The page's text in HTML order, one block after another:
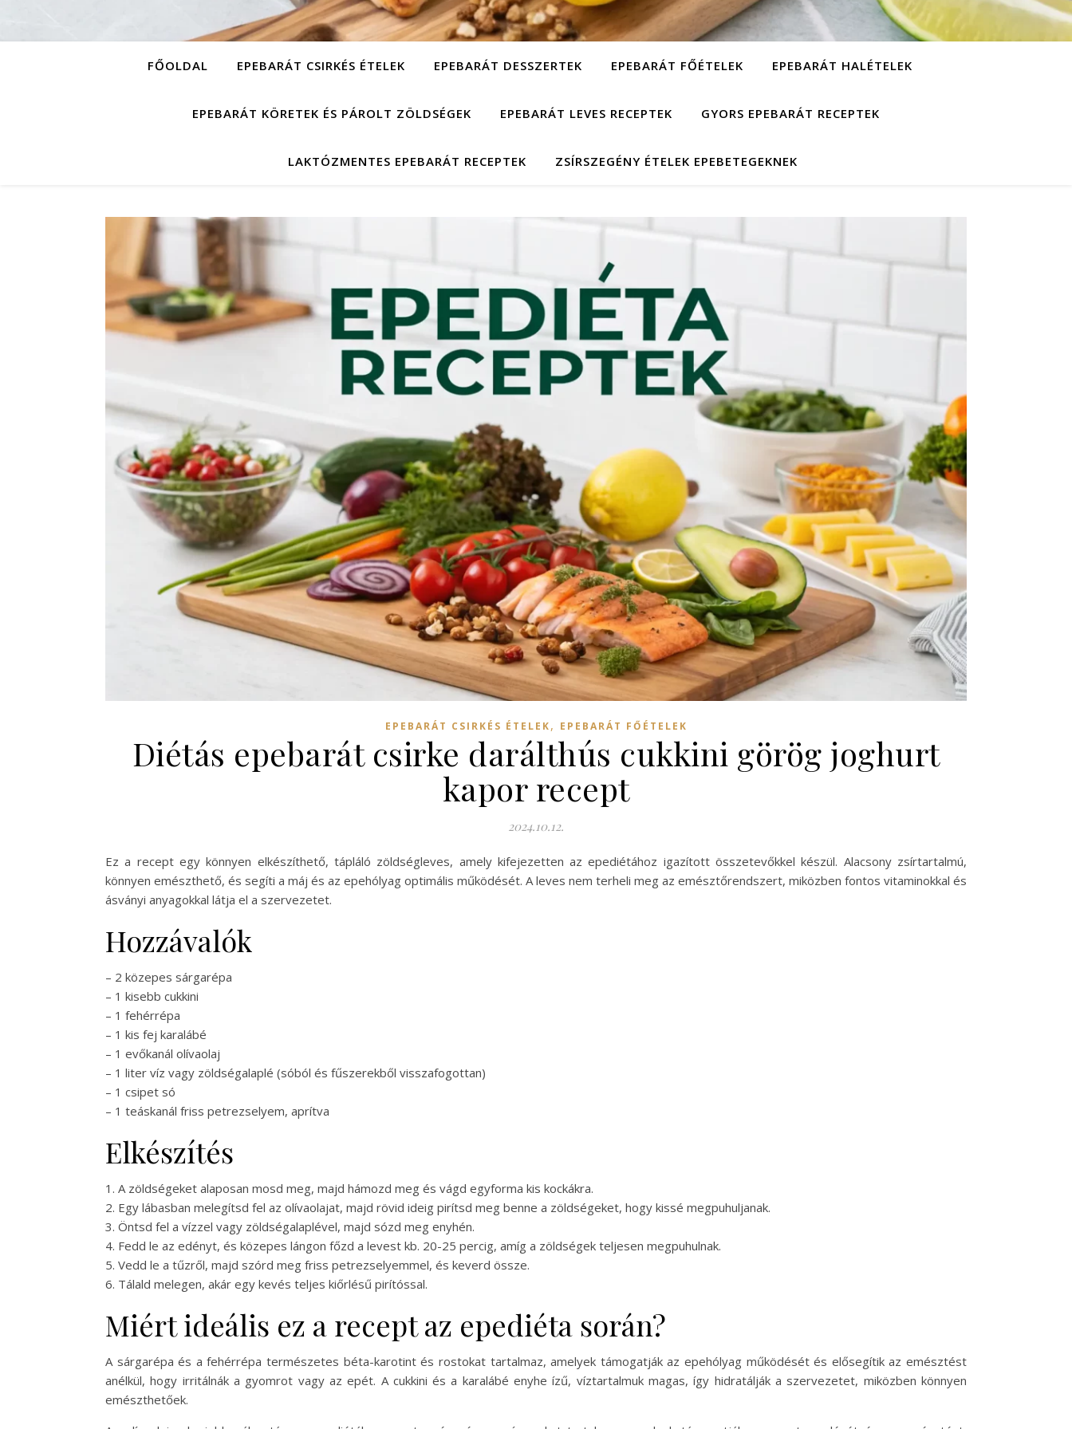
FŐOLDAL EPEBARÁT CSIRKÉS ÉTELEK EPEBARÁT DESSZERTEK EPEBARÁT FŐÉTELEK EPEBARÁT HALÉTELEK
EPEBARÁT KÖRETEK ÉS PÁROLT ZÖLDSÉGEK EPEBARÁT LEVES RECEPTEK GYORS EPEBARÁT RECEPTEK
LAKTÓZMENTES EPEBARÁT RECEPTEK ZSÍRSZEGÉNY ÉTELEK EPEBETEGEKNEK
EPEBARÁT CSIRKÉS ÉTELEK, EPEBARÁT FŐÉTELEK
Diétás epebarát csirke darálthús cukkini görög joghurt
kapor recept
2024.10.12.
Ez a recept egy könnyen elkészíthető, tápláló zöldségleves, amely kifejezetten az epediétához igazított összetevőkkel készül. Alacsony zsírtartalmú,
könnyen emészthető, és segíti a máj és az epehólyag optimális működését. A leves nem terheli meg az emésztőrendszert, miközben fontos vitaminokkal és
ásványi anyagokkal látja el a szervezetet.
Hozzávalók
– 2 közepes sárgarépa
– 1 kisebb cukkini
– 1 fehérrépa
– 1 kis fej karalábé
– 1 evőkanál olívaolaj
– 1 liter víz vagy zöldségalaplé (sóból és fűszerekből visszafogottan)
– 1 csipet só
– 1 teáskanál friss petrezselyem, aprítva
Elkészítés
1. A zöldségeket alaposan mosd meg, majd hámozd meg és vágd egyforma kis kockákra.
2. Egy lábasban melegítsd fel az olívaolajat, majd rövid ideig pirítsd meg benne a zöldségeket, hogy kissé megpuhuljanak.
3. Öntsd fel a vízzel vagy zöldségalaplével, majd sózd meg enyhén.
4. Fedd le az edényt, és közepes lángon főzd a levest kb. 20-25 percig, amíg a zöldségek teljesen megpuhulnak.
5. Vedd le a tűzről, majd szórd meg friss petrezselyemmel, és keverd össze.
6. Tálald melegen, akár egy kevés teljes kiőrlésű pirítóssal.
Miért ideális ez a recept az epediéta során?
A sárgarépa és a fehérrépa természetes béta-karotint és rostokat tartalmaz, amelyek támogatják az epehólyag működését és elősegítik az emésztést
anélkül, hogy irritálnák a gyomrot vagy az epét. A cukkini és a karalábé enyhe ízű, víztartalmuk magas, így hidratálják a szervezetet, miközben könnyen
emészthetőek.